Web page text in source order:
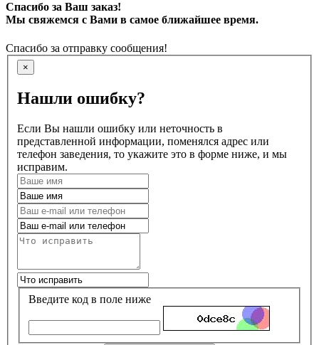
Спасибо за Ваш заказ!
Мы свяжемся с Вами в самое ближайшее время.
Спасибо за отправку сообщения!
×
Нашли ошибку?
Если Вы нашли ошибку или неточность в
представленной информации, поменялся адрес или
телефон заведения, то укажите это в форме ниже, и мы
исправим.
Введите код в поле ниже